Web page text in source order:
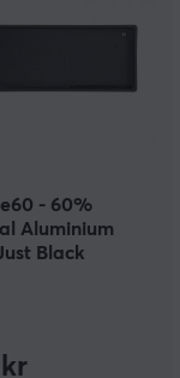
- 60%
Aluminium
Black